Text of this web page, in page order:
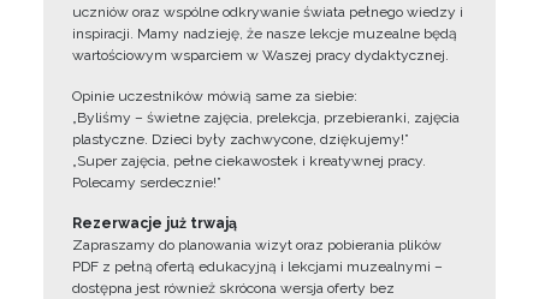
uczniów oraz wspólne odkrywanie świata pełnego wiedzy i
inspiracji. Mamy nadzieję, że nasze lekcje muzealne będą
wartościowym wsparciem w Waszej pracy dydaktycznej.
Opinie uczestników mówią same za siebie:
„Byliśmy – świetne zajęcia, prelekcja, przebieranki, zajęcia
plastyczne. Dzieci były zachwycone, dziękujemy!”
„Super zajęcia, pełne ciekawostek i kreatywnej pracy.
Polecamy serdecznie!”
Rezerwacje już trwają
Zapraszamy do planowania wizyt oraz pobierania plików
PDF z pełną ofertą edukacyjną i lekcjami muzealnymi –
dostępna jest również skrócona wersja oferty bez